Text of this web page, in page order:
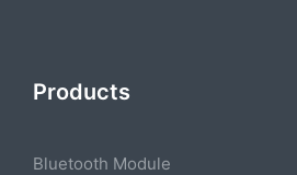
Products
Bluetooth Module